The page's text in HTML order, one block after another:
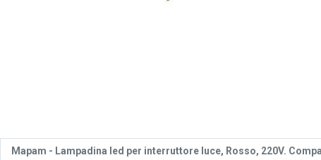
Mapam - Lampadina led per interruttore luce, Rosso, 220V.